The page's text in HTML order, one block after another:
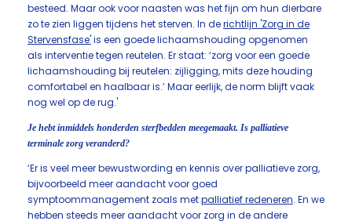
besteed. Maar ook voor naasten was het fijn om hun dierbare
zo te zien liggen tijdens het sterven. In derichtlijn 'Zorg in de
Stervensfase'is een goede lichaamshouding opgenomen
als interventie tegen reutelen. Er staat: ‘zorg voor een goede
lichaamshouding bij reutelen: zijligging, mits deze houding
comfortabel en haalbaar is.’ Maar eerlijk, de norm blijft vaak
nog wel op de rug.'
Je hebt inmiddels honderden sterfbedden meegemaakt. Is palliatieve
terminale zorg veranderd?
‘Er is veel meer bewustwording en kennis over palliatieve zorg,
bijvoorbeeld meer aandacht voor goed
symptoommanagement zoals metpalliatief redeneren. En we
hebben steeds meer aandacht voor zorg in de andere